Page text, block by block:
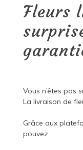
Fleurs
Vous n’êtes pas
La livraison de
Grâce aux
pouvez :